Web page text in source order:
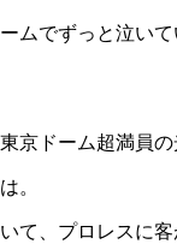
でずっと泣いて
ドーム超満員
。
て、プロレスに